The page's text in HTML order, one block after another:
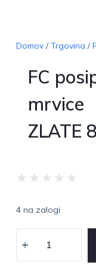
Domov/Trgovina /
FC
mrvice
ZLATE
★ ★ ★ ★ ★
4 na zalogi